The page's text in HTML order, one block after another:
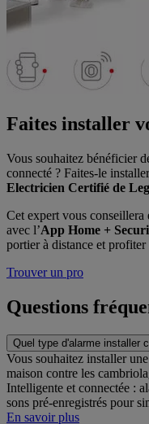
Faites installer
Vous souhaitez bénéficier
connecté ? Faites-le
Electricien Certifié de
Cet expert vous conseillera
avec l’App Home +
portier à distance et
Trouver un pro
Questions
Quel type d'alarme installer
Vous souhaitez installer
maison contre les
Intelligente et connectée :
sons pré-enregistrés pour
En savoir plus